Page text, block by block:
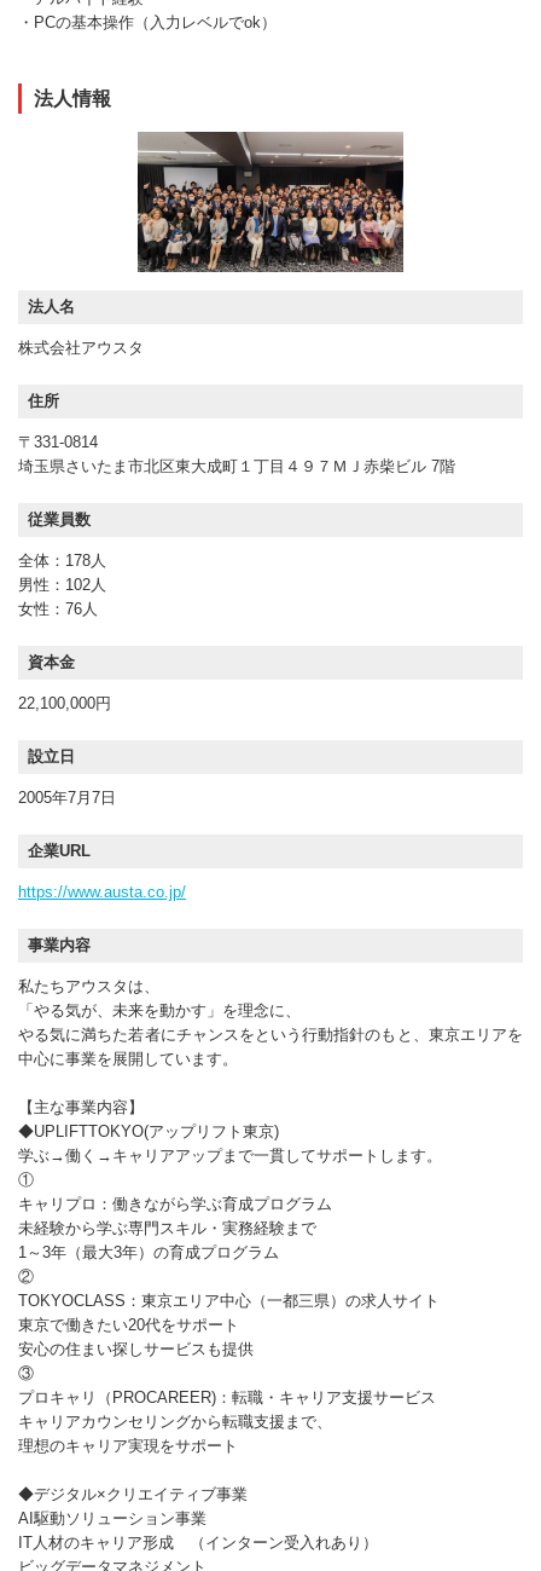
・PCの基本操作（入力レベルでok）
法人情報
法人名
株式会社アウスタ
住所
〒331-0814
埼玉県さいたま市北区東大成町１丁目４９７ＭＪ赤柴ビル 7階
従業員数
全体：178人
男性：102人
女性：76人
資本金
22,100,000円
設立日
2005年7月7日
企業URL
https://www.austa.co.jp/
事業内容
私たちアウスタは、
「やる気が、未来を動かす」を理念に、
やる気に満ちた若者にチャンスをという行動指針のもと、東京エリアを
中心に事業を展開しています。
【主な事業内容】
◆UPLIFTTOKYO(アップリフト東京)
学ぶ→働く→キャリアアップまで一貫してサポートします。
①
キャリプロ：働きながら学ぶ育成プログラム
未経験から学ぶ専門スキル・実務経験まで
1～3年（最大3年）の育成プログラム
②
TOKYOCLASS：東京エリア中心（一都三県）の求人サイト
東京で働きたい20代をサポート
安心の住まい探しサービスも提供
③
プロキャリ（PROCAREER)：転職・キャリア支援サービス
キャリアカウンセリングから転職支援まで、
理想のキャリア実現をサポート
◆デジタル×クリエイティブ事業
AI駆動ソリューション事業
IT人材のキャリア形成 （インターン受入れあり）
ビッグデータマネジメント